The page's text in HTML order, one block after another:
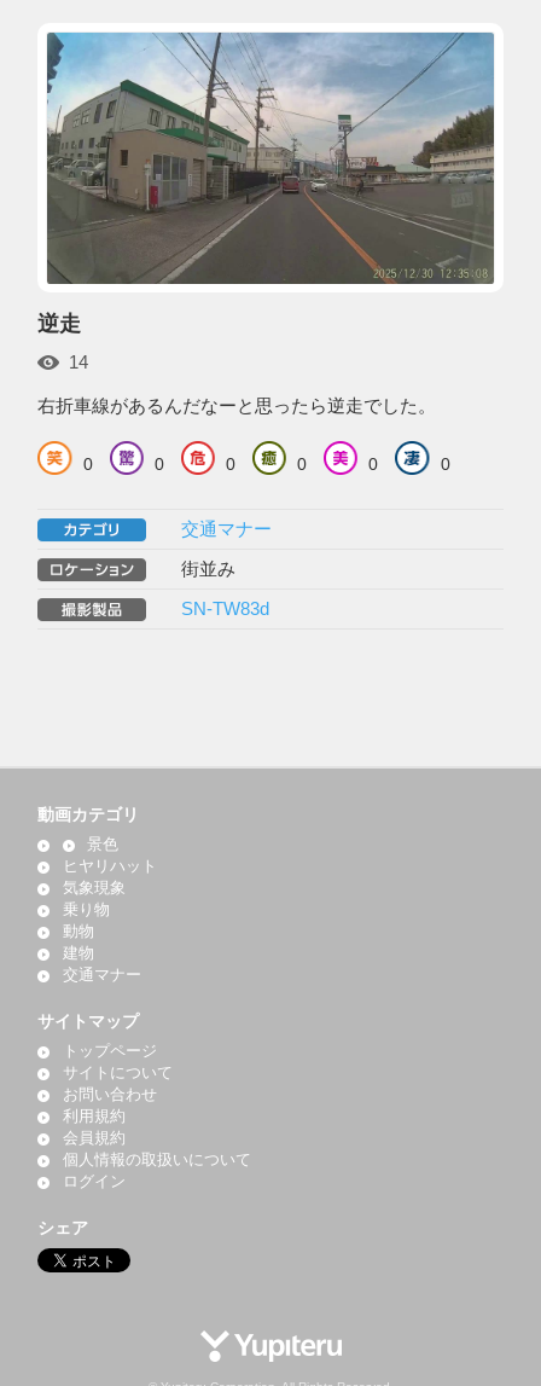
逆走
14
右折車線があるんだなーと思ったら逆走でした。
0 0 0 0 0 0
交通マナー
街並み
SN-TW83d
動画カテゴリ
景色
ヒヤリハット
気象現象
乗り物
動物
建物
交通マナー
サイトマップ
トップページ
サイトについて
お問い合わせ
利用規約
会員規約
個人情報の取扱いについて
ログイン
シェア